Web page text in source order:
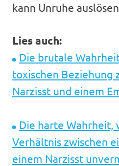
kann Unruhe
Lies auch:
Die brutale
toxischen Beziehung
Narzisst und einem
Die harte Wahrheit,
Verhältnis zwischen
einem Narzisst